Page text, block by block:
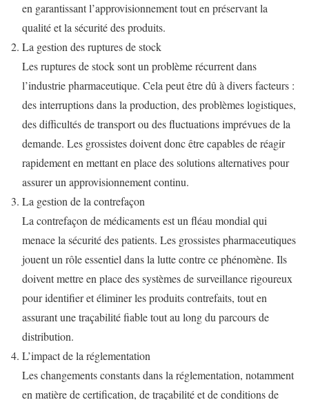
en garantissant l’approvisionnement tout en préservant la
qualité et la sécurité des produits.
La gestion des ruptures de stock
Les ruptures de stock sont un problème récurrent dans
l’industrie pharmaceutique. Cela peut être dû à divers facteurs :
des interruptions dans la production, des problèmes logistiques,
des difficultés de transport ou des fluctuations imprévues de la
demande. Les grossistes doivent donc être capables de réagir
rapidement en mettant en place des solutions alternatives pour
assurer un approvisionnement continu.
La gestion de la contrefaçon
La contrefaçon de médicaments est un fléau mondial qui
menace la sécurité des patients. Les grossistes pharmaceutiques
jouent un rôle essentiel dans la lutte contre ce phénomène. Ils
doivent mettre en place des systèmes de surveillance rigoureux
pour identifier et éliminer les produits contrefaits, tout en
assurant une traçabilité fiable tout au long du parcours de
distribution.
L’impact de la réglementation
Les changements constants dans la réglementation, notamment
en matière de certification, de traçabilité et de conditions de